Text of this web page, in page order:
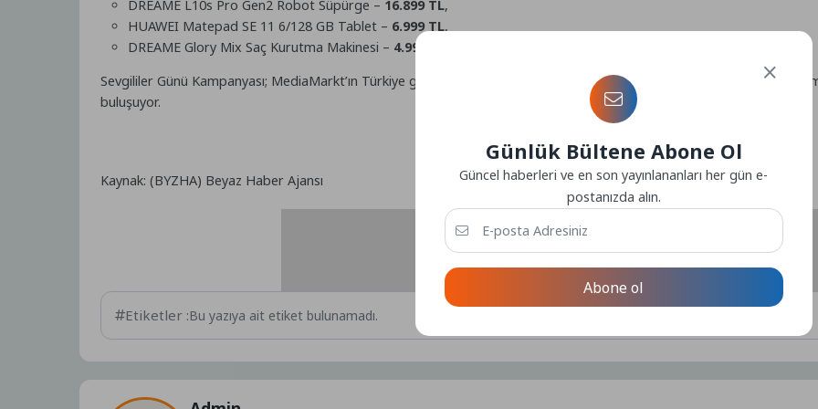
DREAME L10s Pro Gen2 Robot Süpürge – 16.899 TL,
HUAWEI Matepad SE 11 6/128 GB Tablet – 6.999 TL,
DREAME Glory Mix Saç Kurutma Makinesi – 4.999 TL
Sevgililer Günü Kampanyası; MediaMarkt’ın Türkiye genelindeki 103 mağazasında, online alışveriş sitesi
buluşuyor.
Kaynak: (BYZHA) Beyaz Haber Ajansı
Etiketler :Bu yazıya ait etiket bulunamadı.
Günlük Bültene Abone Ol
Güncel haberleri ve en son yayınlananları her gün e-
postanızda alın.
Abone ol